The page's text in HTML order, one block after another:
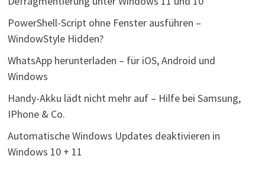
PowerShell-Script ohne Fenster ausführen –
WindowStyle Hidden?
WhatsApp herunterladen – für iOS, Android und
Windows
Handy-Akku lädt nicht mehr auf – Hilfe bei Samsung,
IPhone & Co.
Automatische Windows Updates deaktivieren in
Windows 10 + 11